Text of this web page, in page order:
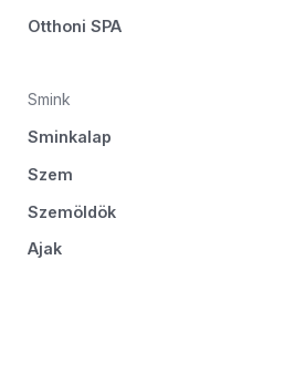
Otthoni SPA
Smink
Sminkalap
Szem
Szemöldök
Ajak